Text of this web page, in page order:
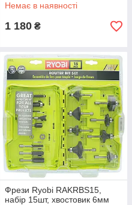
Немає в наявності
1 180 ₴
Фрези Ryobi RAKRBS15,
набір 15шт, хвостовик 6мм